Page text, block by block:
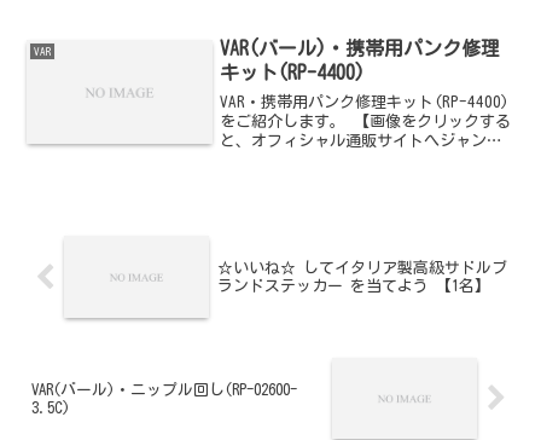
VAR
VAR(バール)・携帯用パンク修理
キット(RP-4400)
VAR・携帯用パンク修理キット(RP-4400)
をご紹介します。 【画像をクリックする
と、オフィシャル通販サイトへジャンプ
☆いいね☆ してイタリア製高級サドルブ
ランドステッカー を当てよう 【1名】
VAR(バール)・ニップル回し(RP-02600-
3.5C)